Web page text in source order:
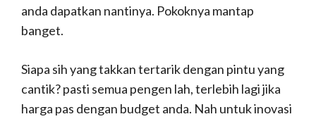
anda dapatkan nantinya. Pokoknya mantap
banget.
Siapa sih yang takkan tertarik dengan pintu yang
cantik? pasti semua pengen lah, terlebih lagi jika
harga pas dengan budget anda. Nah untuk inovasi